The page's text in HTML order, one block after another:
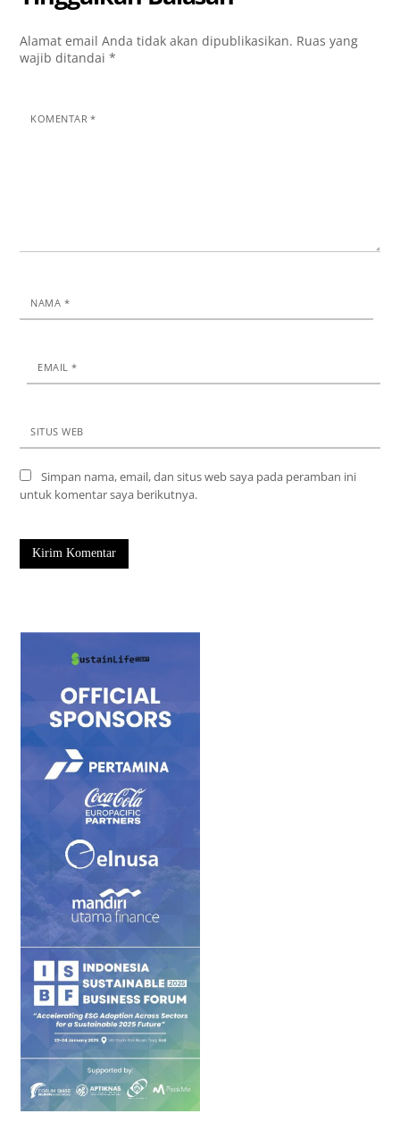
Alamat email Anda tidak akan dipublikasikan. Ruas yang
wajib ditandai*
KOMENTAR*
NAMA *
EMAIL*
SITUS WEB
Simpan nama, email, dan situs web saya pada peramban ini
untuk komentar saya berikutnya.